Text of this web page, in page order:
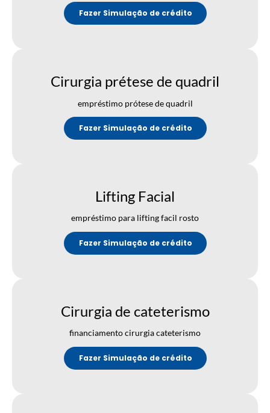
Fazer Simulação de crédito
Cirurgia prétese de quadril
empréstimo prótese de quadril
Fazer Simulação de crédito
Lifting Facial
empréstimo para lifting facil rosto
Fazer Simulação de crédito
Cirurgia de cateterismo
financiamento cirurgia cateterismo
Fazer Simulação de crédito